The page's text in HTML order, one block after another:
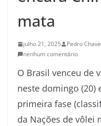
mata
julho 21, 2025 Pedro
nenhum comentário
O Brasil venceu de
neste domingo (20)
primeira fase
da Nações de vôlei